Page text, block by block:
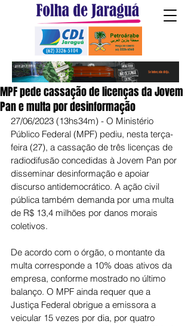
MPF pede cassação de licenças da Jovem
Pan e multa por desinformação
27/06/2023 (13hs34m) - O Ministério
Público Federal (MPF) pediu, nesta terça-
feira (27), a cassação de três licenças de
radiodifusão concedidas à Jovem Pan por
disseminar desinformação e apoiar
discurso antidemocrático. A ação civil
pública também demanda por uma multa
de R$ 13,4 milhões por danos morais
coletivos.
De acordo com o órgão, o montante da
multa corresponde a 10% doas ativos da
empresa, conforme mostrado no último
balanço. O MPF ainda requer que a
Justiça Federal obrigue a emissora a
veicular 15 vezes por dia, por quatro